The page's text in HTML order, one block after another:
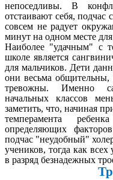
непоседливы. В
отстаивают себя, подчас
совсем не радует
минут на одном месте
Наиболее "удачным" с
школе является
для мальчиков. Дети
они весьма общительны,
тревожны. Именно
начальных классов
заметить, что, начиная
темперамента
определяющих
подчас "неудобный"
учеников, тогда как
в разряд безнадежных